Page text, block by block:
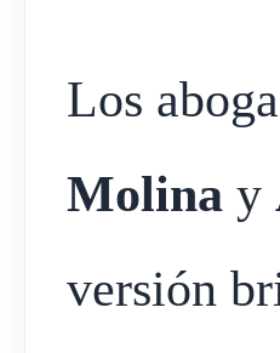
Los
Molina y
versión